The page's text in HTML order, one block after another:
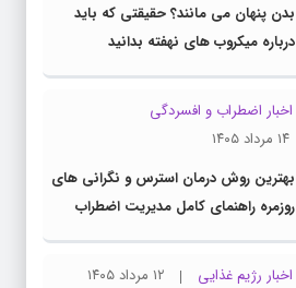
بدن پنهان می مانند؟ حقیقتی که باید
درباره میکروب های نهفته بدانید
اخبار اضطراب و افسردگی
۱۴ مرداد ۱۴۰۵
بهترین روش درمان استرس و نگرانی های
روزمره راهنمای کامل مدیریت اضطراب
اخبار رژیم غذایی
۱۲ مرداد ۱۴۰۵